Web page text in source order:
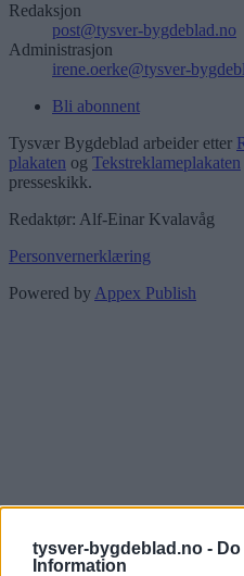
tysver-bygdeblad.no -
Information
Redaksjon
post@tysver-bygdeblad.no
Administrasjon
irene.oerke@tysver-
Bli abonnent
Tysvær Bygdeblad arbeider etter
plakaten og Tekstreklameplakaten
presseskikk.
Redaktør: Alf-Einar Kvalavåg
Personvernerklæring
Powered byAppex Publish